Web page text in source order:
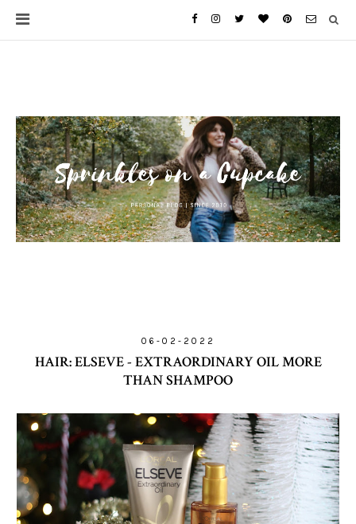
06-02-2022
HAIR: ELSEVE - EXTRAORDINARY OIL MORE
THAN SHAMPOO